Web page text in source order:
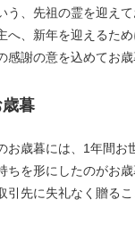
う、先祖の霊を迎え
へ、新年を迎えるた
謝の意を込めてお
暮
お歳暮には、1年間
ちを形にしたのがお
引先に失礼なく贈る